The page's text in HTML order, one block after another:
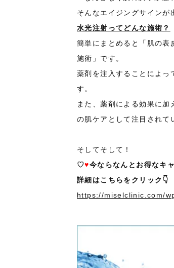
そんなエイジングサインが
水光注射ってどんな施術？
簡単にまとめると「肌の表
施術」です。
薬剤を注入することによっ
す。
また、薬剤による効果に
の肌ケアとして注目されて
そしてそして！
♡♥今ならなんとお得なキ
詳細はこちらをクリック👇
https://miselclinic.com/